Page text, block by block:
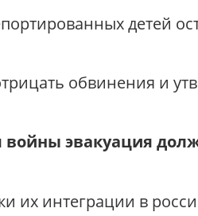
детей
обвинения и
эвакуация
их интеграции в